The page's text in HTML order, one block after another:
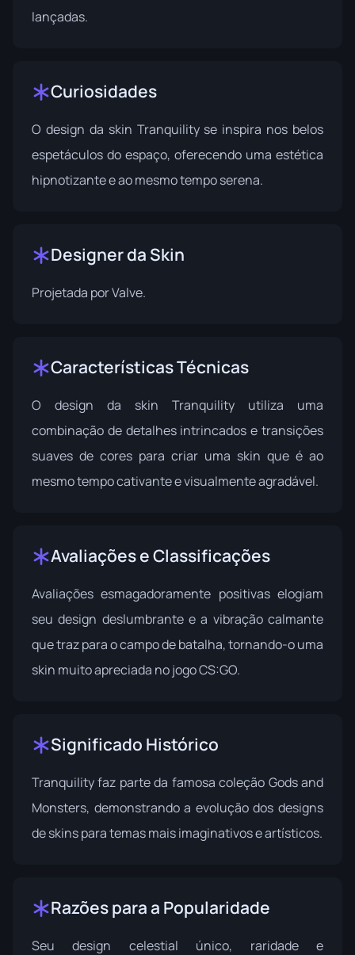
lançadas.
Curiosidades
O design da skin Tranquility se inspira nos belos
espetáculos do espaço, oferecendo uma estética
hipnotizante e ao mesmo tempo serena.
Designer da Skin
Projetada porValve.
Características Técnicas
O design da skin Tranquility utiliza uma
combinação de detalhes intrincados e transições
suaves de cores para criar uma skin que é ao
mesmo tempo cativante e visualmente agradável.
Avaliações e Classificações
Avaliações esmagadoramente positivas elogiam
seu design deslumbrante e a vibração calmante
que traz para o campo de batalha, tornando-o uma
skin muito apreciada no jogo CS:GO.
Significado Histórico
Tranquility faz parte da famosa coleção Gods and
Monsters, demonstrando a evolução dos designs
de skins para temas mais imaginativos e artísticos.
Razões para a Popularidade
Seu design celestial único, raridade e